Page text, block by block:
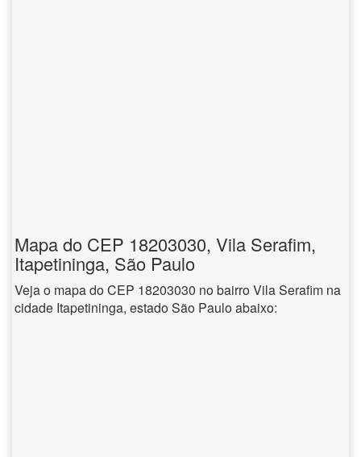
Mapa do CEP 18203030, Vila Serafim,
Itapetininga, São Paulo
Veja o mapa do CEP 18203030 no bairro Vila Serafim na
cidade Itapetininga, estado São Paulo abaixo: